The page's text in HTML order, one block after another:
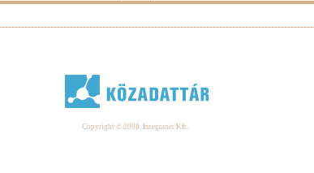
Copyright © 2008. Integranet Kft.